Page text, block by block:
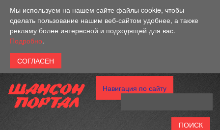
Мы используем на нашем сайте файлы cookie, чтобы
сделать пользование нашим веб-сайтом удобнее, а также
рекламу более интересной и подходящей для вас.
Подробно.
Навигация по сайту